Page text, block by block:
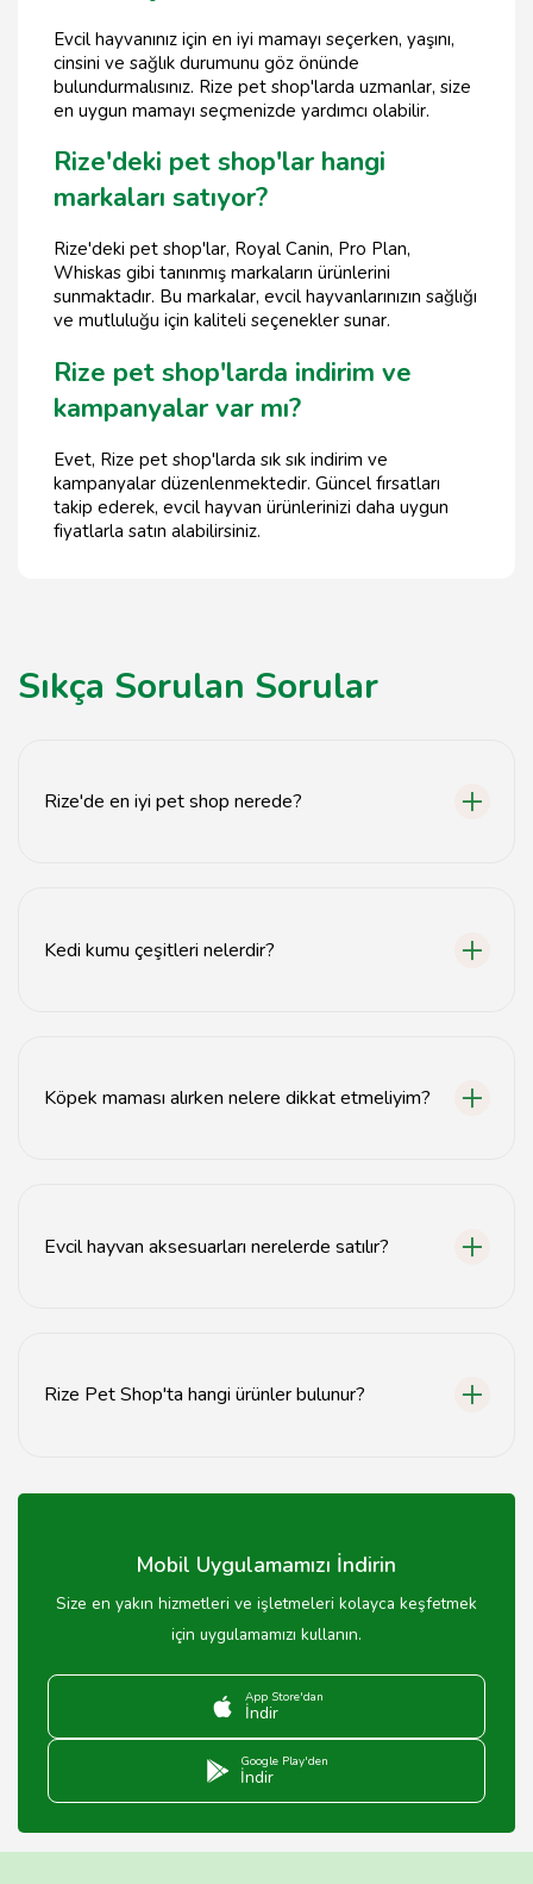
Evcil hayvanınız için en iyi mamayı seçerken, yaşını,
cinsini ve sağlık durumunu göz önünde
bulundurmalısınız. Rize pet shop'larda uzmanlar, size
en uygun mamayı seçmenizde yardımcı olabilir.
Rize'deki pet shop'lar hangi
markaları satıyor?
Rize'deki pet shop'lar, Royal Canin, Pro Plan,
Whiskas gibi tanınmış markaların ürünlerini
sunmaktadır. Bu markalar, evcil hayvanlarınızın sağlığı
ve mutluluğu için kaliteli seçenekler sunar.
Rize pet shop'larda indirim ve
kampanyalar var mı?
Evet, Rize pet shop'larda sık sık indirim ve
kampanyalar düzenlenmektedir. Güncel fırsatları
takip ederek, evcil hayvan ürünlerinizi daha uygun
fiyatlarla satın alabilirsiniz.
Sıkça Sorulan Sorular
Rize'de en iyi pet shop nerede?
Kedi kumu çeşitleri nelerdir?
Köpek maması alırken nelere dikkat etmeliyim?
Evcil hayvan aksesuarları nerelerde satılır?
Rize Pet Shop'ta hangi ürünler bulunur?
ve diğer pet aksesuarları bulunmaktadır.
Mobil Uygulamamızı İndirin
Size en yakın hizmetleri ve işletmeleri kolayca keşfetmek
için uygulamamızı kullanın.
App Store'dan
İndir
Google Play'den
İndir